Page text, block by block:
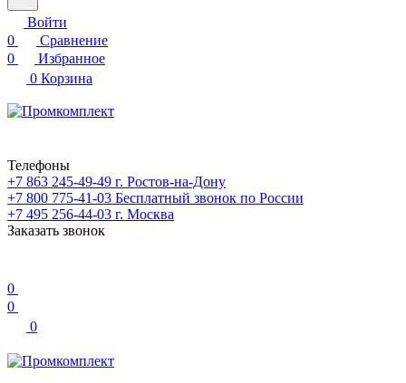
Войти
0
Сравнение
0
Избранное
0 Корзина
Телефоны
+7 863 245-49-49 г. Ростов-на-Дону
+7 800 775-41-03 Бесплатный звонок по России
+7 495 256-44-03 г. Москва
Заказать звонок
0
0
0